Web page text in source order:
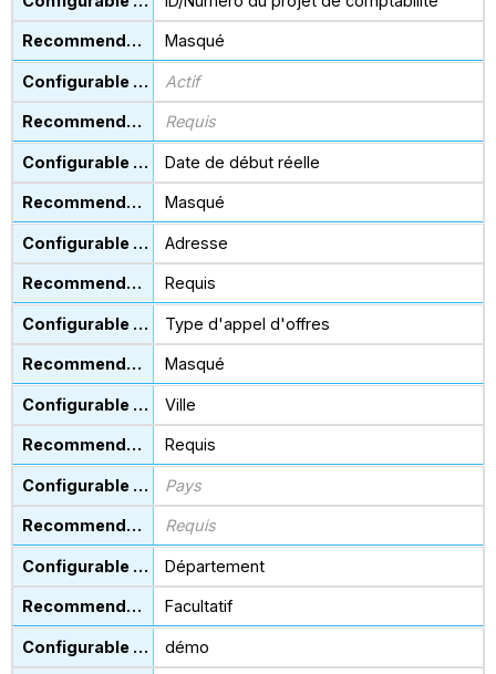
Masqué
Actif
Requis
Date de début réelle
Masqué
Adresse
Requis
Type d'appel d'offres
Masqué
Ville
Requis
Pays
Requis
Département
Facultatif
démo